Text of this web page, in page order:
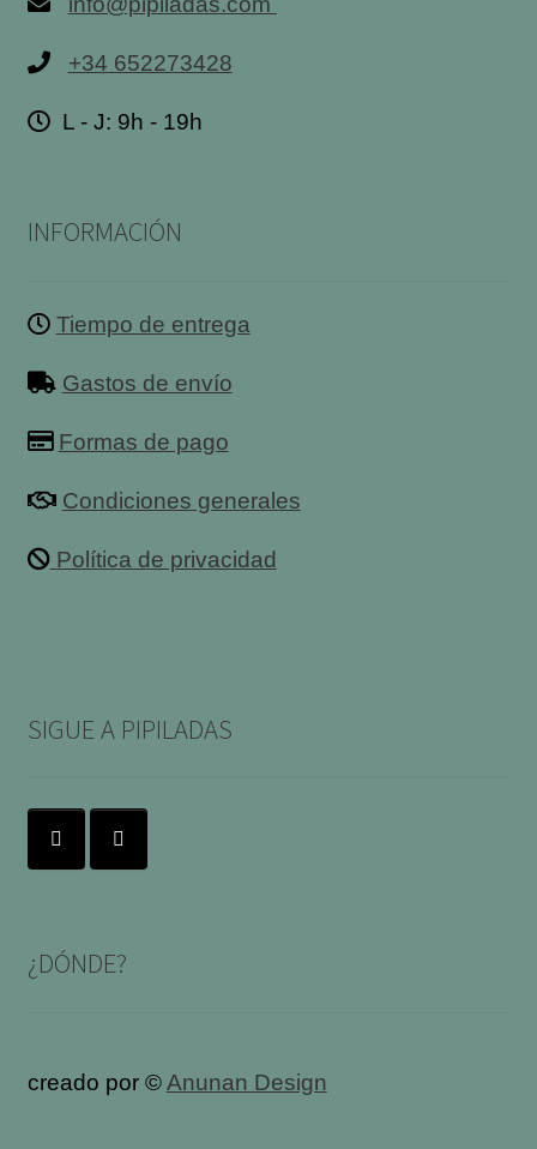
+34 652273428
L - J: 9h - 19h
INFORMACIÓN
Tiempo de entrega
Gastos de envío
Formas de pago
Condiciones generales
Política de privacidad
SIGUE A PIPILADAS
¿DÓNDE?
creado por ©Anunan Design